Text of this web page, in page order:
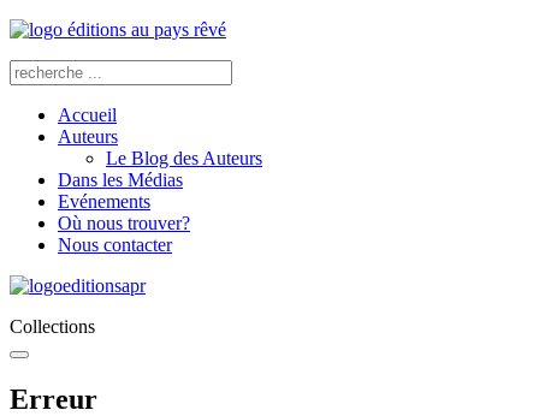
Accueil
Auteurs
Le Blog des Auteurs
Dans les Médias
Evénements
Où nous trouver?
Nous contacter
Collections
Erreur